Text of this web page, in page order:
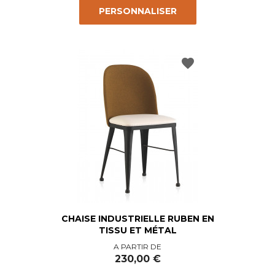
PERSONNALISER
CHAISE INDUSTRIELLE RUBEN EN
TISSU ET MÉTAL
Prix
A PARTIR DE
230,00 €
favorite